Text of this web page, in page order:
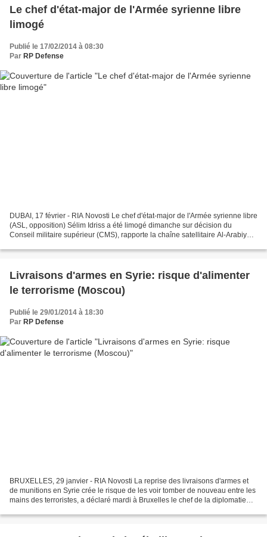
Le chef d'état-major de l'Armée syrienne libre
limogé
Publié le 17/02/2014 à 08:30
Par RP Defense
DUBAI, 17 février - RIA Novosti Le chef d'état-major de l'Armée syrienne libre
(ASL, opposition) Sélim Idriss a été limogé dimanche sur décision du
Conseil militaire supérieur (CMS), rapporte la chaîne satellitaire Al-Arabiya.
Livraisons d'armes en Syrie: risque d'alimenter
le terrorisme (Moscou)
Publié le 29/01/2014 à 18:30
Par RP Defense
BRUXELLES, 29 janvier - RIA Novosti La reprise des livraisons d'armes et
de munitions en Syrie crée le risque de les voir tomber de nouveau entre les
mains des terroristes, a déclaré mardi à Bruxelles le chef de la diplomatie